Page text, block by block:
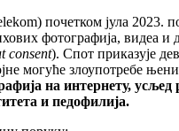
почетком јула 2023.
фотографија, видеа
consent). Спот приказује
могуће злоупотребе
на интернету,
и педофилија.